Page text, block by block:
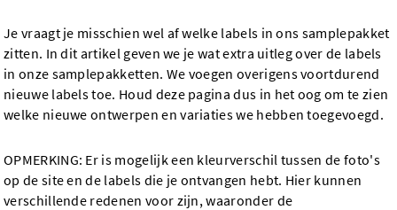
Je vraagt je misschien wel af welke labels in ons samplepakket
zitten. In dit artikel geven we je wat extra uitleg over de labels
in onze samplepakketten. We voegen overigens voortdurend
nieuwe labels toe. Houd deze pagina dus in het oog om te zien
welke nieuwe ontwerpen en variaties we hebben toegevoegd.
OPMERKING: Er is mogelijk een kleurverschil tussen de foto's
op de site en de labels die je ontvangen hebt. Hier kunnen
verschillende redenen voor zijn, waaronder de